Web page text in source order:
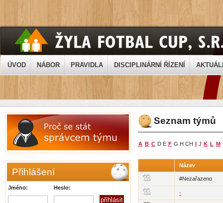
ÚVOD NÁBOR PRAVIDLA DISCIPLINÁRNÍ ŘÍZENÍ
Přihlášení
Jméno: Heslo:
Seznam týmů
A B C D E F G H CH I J K L M
Název
#Nezařazeno
-